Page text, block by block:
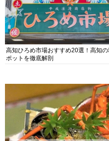
高知ひろめ市場おすすめ20選！高知
ポットを徹底解剖